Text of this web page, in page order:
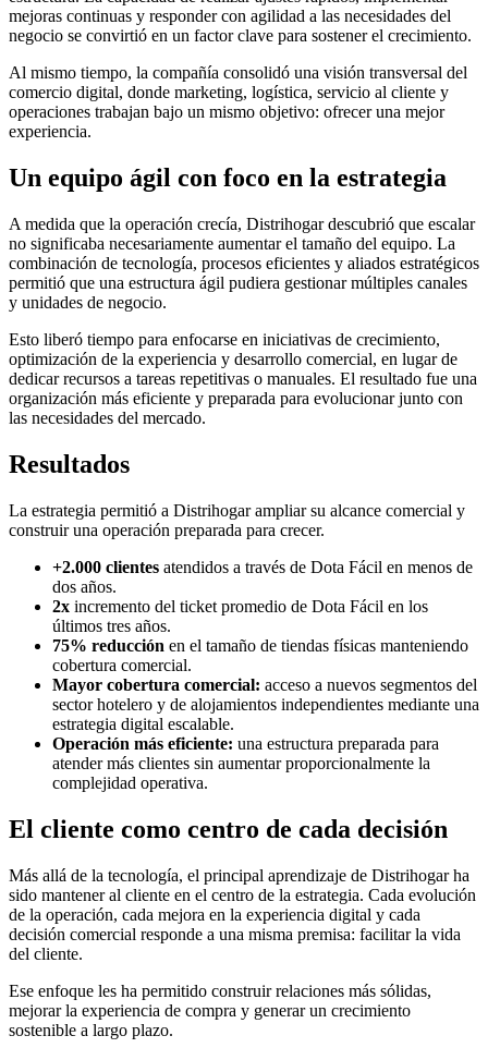
mejoras continuas y responder con agilidad a las necesidades del
negocio se convirtió en un factor clave para sostener el crecimiento.
Al mismo tiempo, la compañía consolidó una visión transversal del
comercio digital, donde marketing, logística, servicio al cliente y
operaciones trabajan bajo un mismo objetivo: ofrecer una mejor
experiencia.
Un equipo ágil con foco en la estrategia
A medida que la operación crecía, Distrihogar descubrió que escalar
no significaba necesariamente aumentar el tamaño del equipo. La
combinación de tecnología, procesos eficientes y aliados estratégicos
permitió que una estructura ágil pudiera gestionar múltiples canales
y unidades de negocio.
Esto liberó tiempo para enfocarse en iniciativas de crecimiento,
optimización de la experiencia y desarrollo comercial, en lugar de
dedicar recursos a tareas repetitivas o manuales. El resultado fue una
organización más eficiente y preparada para evolucionar junto con
las necesidades del mercado.
Resultados
La estrategia permitió a Distrihogar ampliar su alcance comercial y
construir una operación preparada para crecer.
+2.000 clientes atendidos a través de Dota Fácil en menos de
dos años.
2x incremento del ticket promedio de Dota Fácil en los
últimos tres años.
75% reducción en el tamaño de tiendas físicas manteniendo
cobertura comercial.
Mayor cobertura comercial: acceso a nuevos segmentos del
sector hotelero y de alojamientos independientes mediante una
estrategia digital escalable.
Operación más eficiente: una estructura preparada para
atender más clientes sin aumentar proporcionalmente la
complejidad operativa.
El cliente como centro de cada decisión
Más allá de la tecnología, el principal aprendizaje de Distrihogar ha
sido mantener al cliente en el centro de la estrategia. Cada evolución
de la operación, cada mejora en la experiencia digital y cada
decisión comercial responde a una misma premisa: facilitar la vida
del cliente.
Ese enfoque les ha permitido construir relaciones más sólidas,
mejorar la experiencia de compra y generar un crecimiento
sostenible a largo plazo.